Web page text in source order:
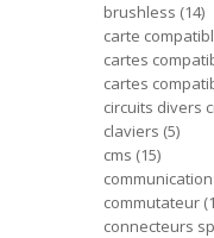
brushless 14
carte
cartes
cartes
circuits divers
claviers 5
cms 15
commutateur
connecteurs